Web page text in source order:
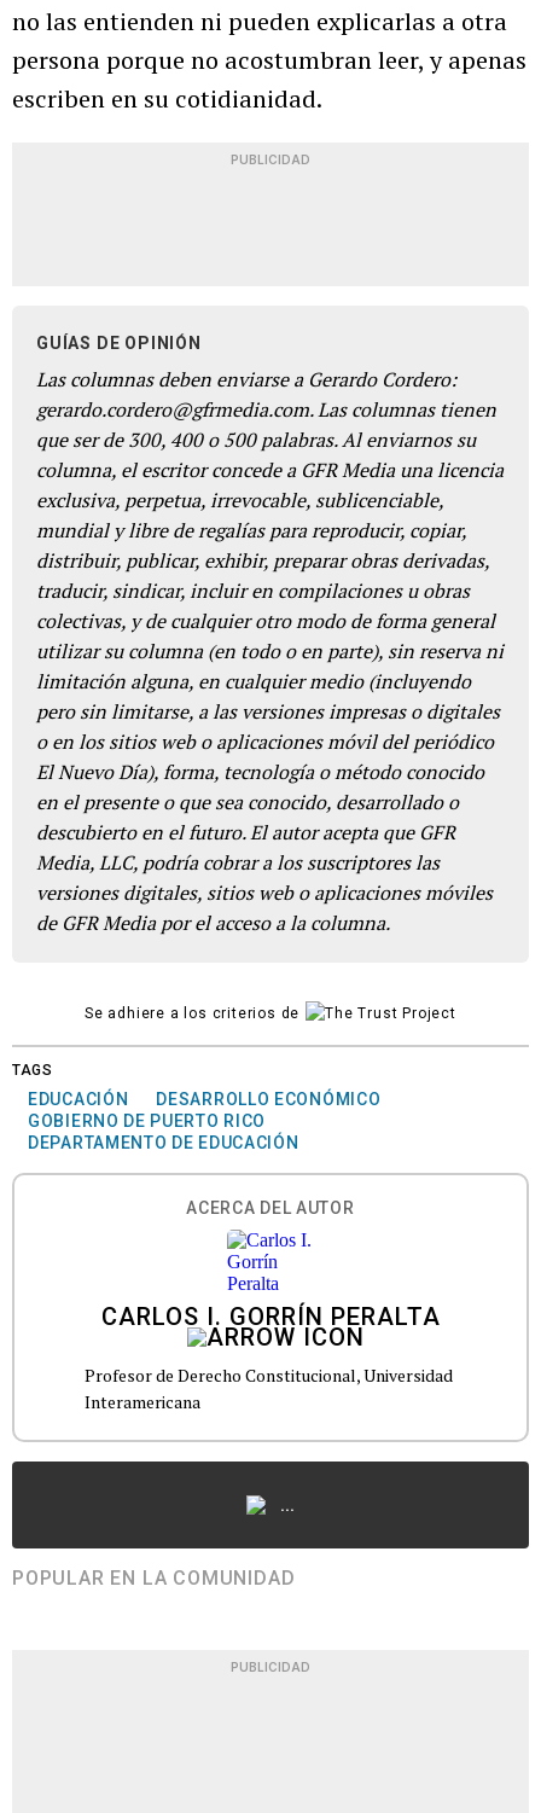
no las entienden ni pueden explicarlas a otra
persona porque no acostumbran leer, y apenas
escriben en su cotidianidad.
PUBLICIDAD
GUÍAS DE OPINIÓN
Las columnas deben enviarse a Gerardo Cordero:
gerardo.cordero@gfrmedia.com. Las columnas tienen
que ser de 300, 400 o 500 palabras. Al enviarnos su
columna, el escritor concede a GFR Media una licencia
exclusiva, perpetua, irrevocable, sublicenciable,
mundial y libre de regalías para reproducir, copiar,
distribuir, publicar, exhibir, preparar obras derivadas,
traducir, sindicar, incluir en compilaciones u obras
colectivas, y de cualquier otro modo de forma general
utilizar su columna (en todo o en parte), sin reserva ni
limitación alguna, en cualquier medio (incluyendo
pero sin limitarse, a las versiones impresas o digitales
o en los sitios web o aplicaciones móvil del periódico
El Nuevo Día), forma, tecnología o método conocido
en el presente o que sea conocido, desarrollado o
descubierto en el futuro. El autor acepta que GFR
Media, LLC, podría cobrar a los suscriptores las
versiones digitales, sitios web o aplicaciones móviles
de GFR Media por el acceso a la columna.
Se adhiere a los criterios de
TAGS
EDUCACIÓN
DESARROLLO ECONÓMICO
GOBIERNO DE PUERTO RICO
DEPARTAMENTO DE EDUCACIÓN
ACERCA DEL AUTOR
CARLOS I. GORRÍN PERALTA
Profesor de Derecho Constitucional, Universidad
Interamericana
...
POPULAR EN LA COMUNIDAD
PUBLICIDAD